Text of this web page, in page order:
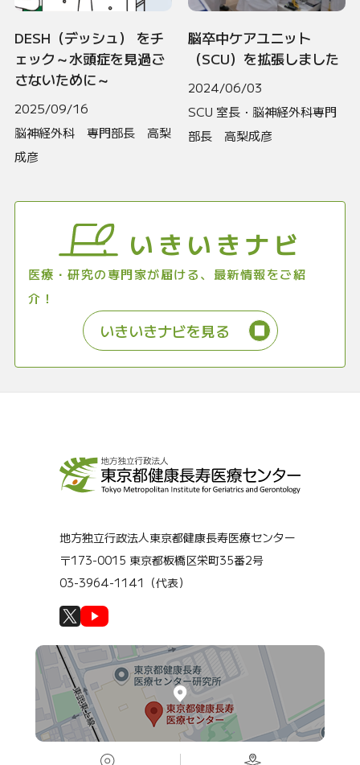
DESH（デッシュ） をチ
ェック～水頭症を見過ご
さないために～
2025/09/16
脳神経外科 専門部長 高梨
成彦
脳卒中ケアユニット
（SCU）を拡張しました
2024/06/03
SCU 室長・脳神経外科専門
部長 高梨成彦
いきいきナビ
医療・研究の専門家が届ける、最新情報をご紹
介！
いきいきナビを見る
地方独立行政法人東京都健康長寿医療センター
〒173-0015 東京都板橋区栄町35番2号
03-3964-1141（代表）